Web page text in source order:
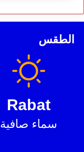
الطقس
Rabat
سماء صافية